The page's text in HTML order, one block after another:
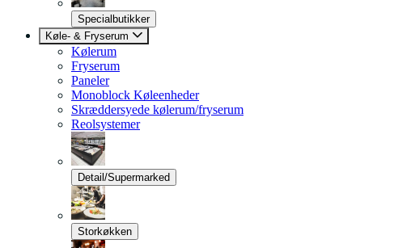
Specialbutikker
Køle- & Fryserum
Kølerum
Fryserum
Paneler
Monoblock Køleenheder
Skræddersyede kølerum/fryserum
Reolsystemer
Detail/Supermarked
Storkøkken